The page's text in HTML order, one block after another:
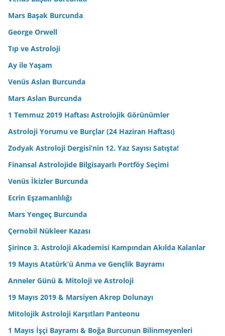
Mars Başak Burcunda
George Orwell
Tıp ve Astroloji
Ay ile Yaşam
Venüs Aslan Burcunda
Mars Aslan Burcunda
1 Temmuz 2019 Haftası Astrolojik Görünümler
Astroloji Yorumu ve Burçlar (24 Haziran Haftası)
Zodyak Astroloji Dergisi’nin 12. Yaz Sayısı Satışta!
Finansal Astrolojide Bilgisayarlı Portföy Seçimi
Venüs İkizler Burcunda
Ecrin Eşzamanlılığı
Mars Yengeç Burcunda
Çernobil Nükleer Kazası
Şirince 3. Astroloji Akademisi Kampından Akılda Kalanlar
19 Mayıs Atatürk’ü Anma ve Gençlik Bayramı
Anneler Günü & Mitoloji ve Astroloji
19 Mayıs 2019 & Marsiyen Akrep Dolunayı
Mitolojik Astroloji Karşıtları Panteonu
1 Mayıs İşçi Bayramı & Boğa Burcunun Bilinmeyenleri